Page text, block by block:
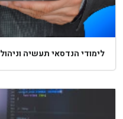
לימודי הנדסאי תעשיה וניהול